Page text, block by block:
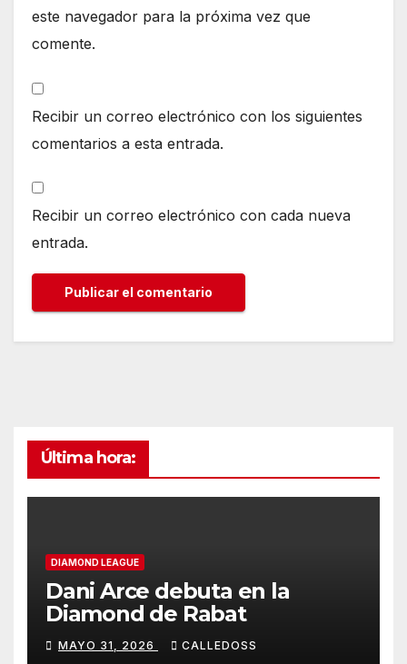
este navegador para la próxima vez que
comente.
Recibir un correo electrónico con los siguientes
comentarios a esta entrada.
Recibir un correo electrónico con cada nueva
entrada.
Última hora:
DIAMOND LEAGUE
Dani Arce debuta en la
Diamond de Rabat
MAYO 31, 2026 CALLEDOSS